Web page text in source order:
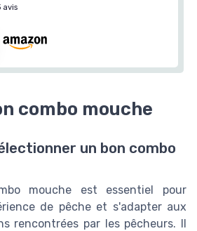
avis
combo mouche
un bon combo
mouche est essentiel pour
de pêche et s'adapter aux
rencontrées par les pêcheurs. Il